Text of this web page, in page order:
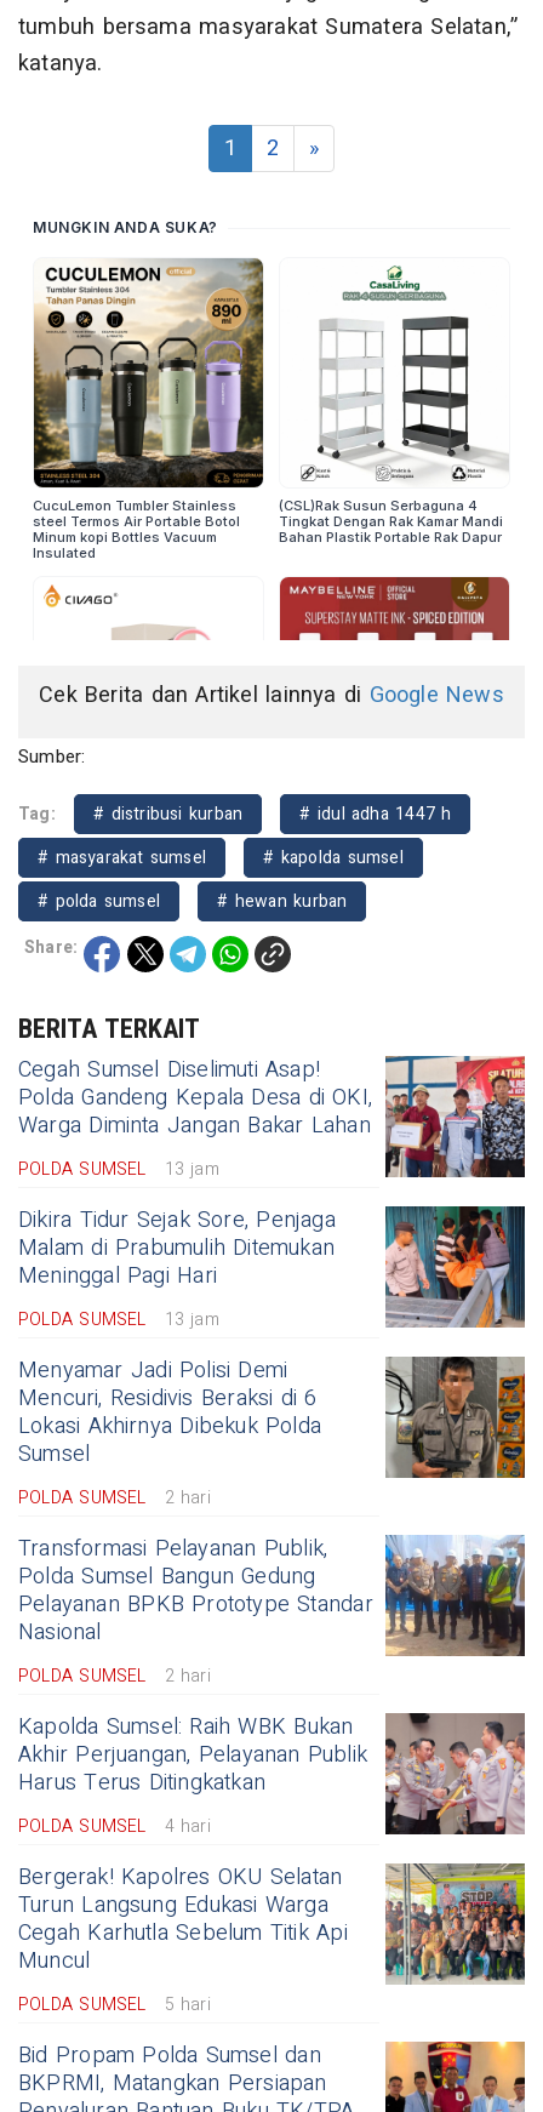
tumbuh bersama masyarakat Sumatera Selatan,”
katanya.
1 2 »
Cek Berita dan Artikel lainnya di Google News
Sumber:
Tag: # distribusi kurban
# idul adha 1447 h
# masyarakat sumsel
# kapolda sumsel
# polda sumsel
# hewan kurban
Share:
BERITA TERKAIT
Cegah Sumsel Diselimuti Asap!
Polda Gandeng Kepala Desa di OKI,
Warga Diminta Jangan Bakar Lahan
POLDA SUMSEL 13 jam
Dikira Tidur Sejak Sore, Penjaga
Malam di Prabumulih Ditemukan
Meninggal Pagi Hari
POLDA SUMSEL 13 jam
Menyamar Jadi Polisi Demi
Mencuri, Residivis Beraksi di 6
Lokasi Akhirnya Dibekuk Polda
Sumsel
POLDA SUMSEL 2 hari
Transformasi Pelayanan Publik,
Polda Sumsel Bangun Gedung
Pelayanan BPKB Prototype Standar
Nasional
POLDA SUMSEL 2 hari
Kapolda Sumsel: Raih WBK Bukan
Akhir Perjuangan, Pelayanan Publik
Harus Terus Ditingkatkan
POLDA SUMSEL 4 hari
Bergerak! Kapolres OKU Selatan
Turun Langsung Edukasi Warga
Cegah Karhutla Sebelum Titik Api
Muncul
POLDA SUMSEL 5 hari
Bid Propam Polda Sumsel dan
BKPRMI, Matangkan Persiapan